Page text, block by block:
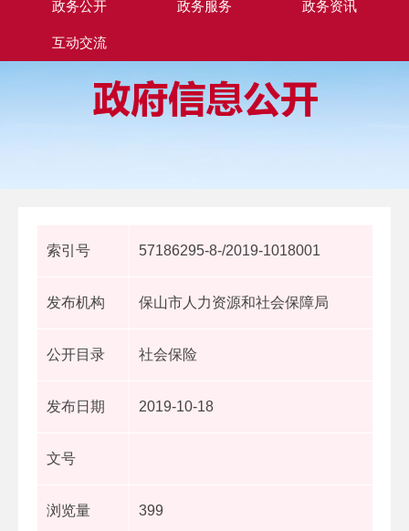
政务公开 政务服务 政务资讯
互动交流
索引号 57186295-8-/2019-1018001
发布机构 保山市人力资源和社会保障局
公开目录 社会保险
发布日期 2019-10-18
文号
浏览量 399